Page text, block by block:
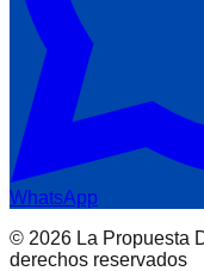
WhatsApp
© 2026 La Propuesta
derechos reservados